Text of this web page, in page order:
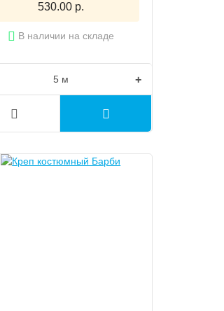
530.00 р.
В наличии на складе
+